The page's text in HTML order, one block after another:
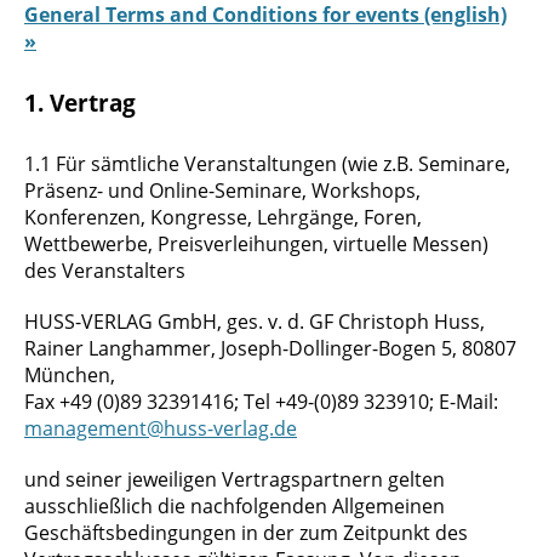
General Terms and Conditions for events (english)
»
1. Vertrag
1.1 Für sämtliche Veranstaltungen (wie z.B. Seminare,
Präsenz- und Online-Seminare, Workshops,
Konferenzen, Kongresse, Lehrgänge, Foren,
Wettbewerbe, Preisverleihungen, virtuelle Messen)
des Veranstalters
HUSS-VERLAG GmbH, ges. v. d. GF Christoph Huss,
Rainer Langhammer, Joseph-Dollinger-Bogen 5, 80807
München,
Fax +49 (0)89 32391416; Tel +49-(0)89 323910; E-Mail:
management@huss-verlag.de
und seiner jeweiligen Vertragspartnern gelten
ausschließlich die nachfolgenden Allgemeinen
Geschäftsbedingungen in der zum Zeitpunkt des